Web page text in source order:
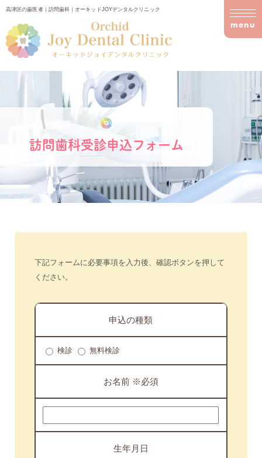
高津区の歯医者｜訪問歯科｜オーキッドJOYデンタルクリニック
menu
訪問歯科受診申込フォーム
下記フォームに必要事項を入力後、確認ボタンを押して
ください。
申込の種類
検診 無料検診
お名前 ※必須
生年月日